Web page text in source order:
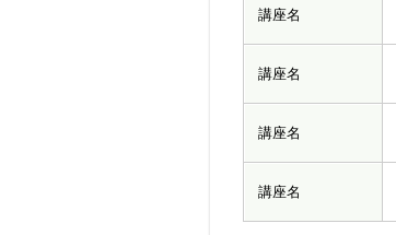
講座名
講座名
講座名
講座名